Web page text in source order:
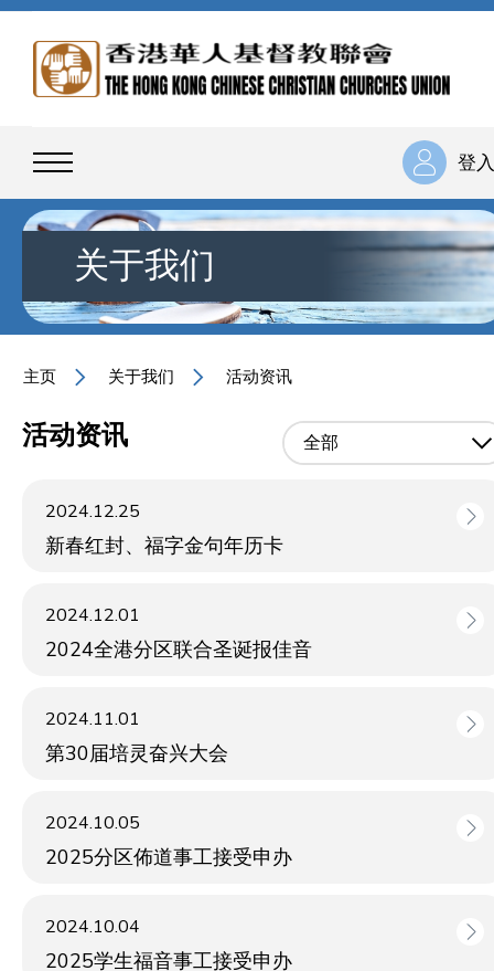
登入
关于我们
主页 关于我们 活动资讯
活动资讯 全部
2024.12.25
新春红封、福字金句年历卡
2024.12.01
2024全港分区联合圣诞报佳音
2024.11.01
第30届培灵奋兴大会
2024.10.05
2025分区佈道事工接受申办
2024.10.04
2025学生福音事工接受申办